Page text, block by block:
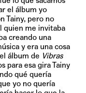
el álbum yo
Tainy, pero no
quien me invitaba
creando una
y era una cosa
álbum de Vibras
para esa gira Tainy
qué quería
yo no quería